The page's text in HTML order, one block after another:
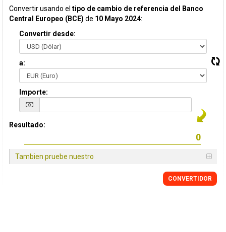
Convertir usando el tipo de cambio de referencia del Banco
Central Europeo (BCE) de 10 Mayo 2024:
Convertir desde:
a:
Importe:
Resultado:
Tambien pruebe nuestro
CONVERTIDOR